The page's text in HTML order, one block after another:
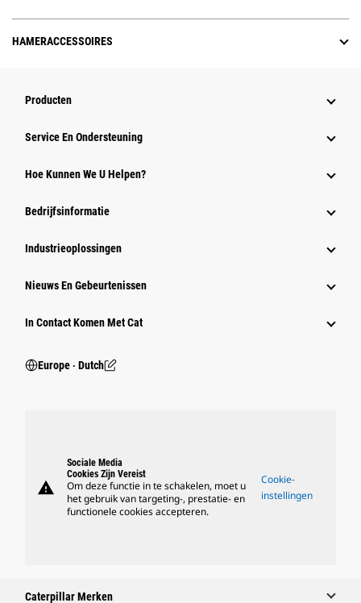
HAMERACCESSOIRES
Producten
Service En Ondersteuning
Hoe Kunnen We U Helpen?
Bedrijfsinformatie
Industrieoplossingen
Nieuws En Gebeurtenissen
In Contact Komen Met Cat
Europe ‧ Dutch
warning
Sociale Media
Cookies Zijn Vereist
Om deze functie in te schakelen, moet u
het gebruik van targeting-, prestatie- en
functionele cookies accepteren.
Cookie-
instellingen
Caterpillar Merken